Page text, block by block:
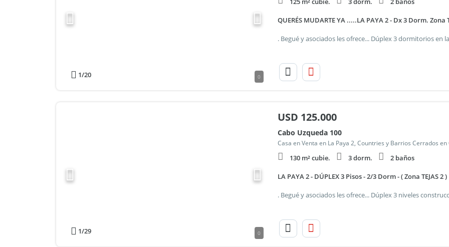
1/20 0
QUERÉS MUDARTE YA .....LA PAYA 2 - Dx 3 Dorm. Zona
1/29 0
USD 125.000
Cabo Uzqueda 100
Casa en Venta en La Paya 2, Countries y Barrios Cerrados
130 m² cubie. 3 dorm. 2 baños
LA PAYA 2 - DÚPLEX 3 Pisos - 2/3 Dorm - ( Zona TEJAS 2 )